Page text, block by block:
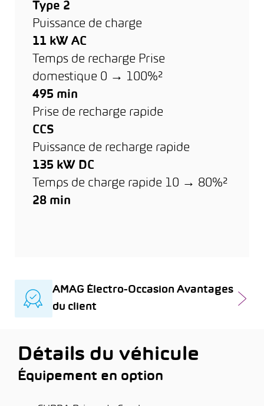
Type 2
Puissance de charge
11 kW AC
Temps de recharge Prise
domestique 0 → 100%²
495 min
Prise de recharge rapide
CCS
Puissance de recharge rapide
135 kW DC
Temps de charge rapide 10 → 80%²
28 min
AMAG Électro-Occasion Avantages
du client
Détails du véhicule
Équipement en option